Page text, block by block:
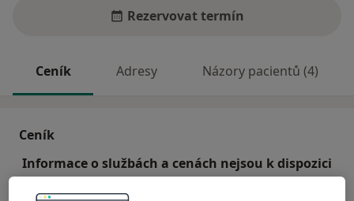
Rezervovat termín
Ceník Adresy Názory pacientů (4)
Ceník
Informace o službách a cenách nejsou k dispozici